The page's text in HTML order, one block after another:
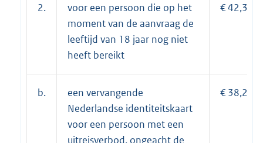
2.
voor een persoon die op het
moment van de aanvraag de
leeftijd van 18 jaar nog niet
heeft bereikt
€ 42,35;
b.
een vervangende
Nederlandse identiteitskaart
voor een persoon met een
uitreisverbod, ongeacht de
€ 38,25.